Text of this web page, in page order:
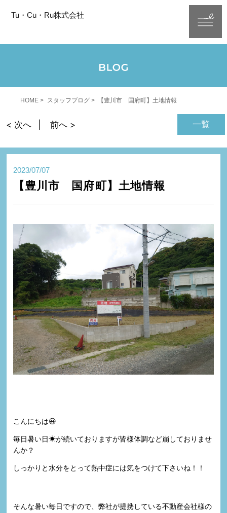
Tu・Cu・Ru株式会社
HOME スタッフブログ 【豊川市 国府町】土地情報
一覧
< 次へ 前へ >
2023/07/07
【豊川市 国府町】土地情報
こんにちは😃
毎日暑い日☀が続いておりますが皆様体調など崩しておりませ
んか？
しっかりと水分をとって熱中症には気をつけて下さいね！！
そんな暑い毎日ですので、弊社が提携している不動産会社様の